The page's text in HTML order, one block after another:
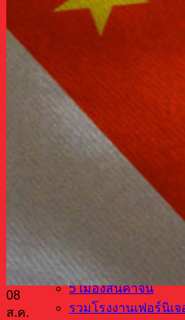
ธุรกิจ100%
แพคเกจกวางโ
อี้อูแฟร์
แพคเกจอี้อูเทร
ฝอซานแฟร์
แพ็กเกจเฟอร์นิ
งานแฟร์อื่นๆ EXPOทุ
งานแฟร์เฉพา
เรื่องน่ารู้ก่อนการไป
ขายสินค้าอะไรดี
5 เมืองสินค้าจีน
รวมโรงงานเฟอร์นิเ
08
ส.ค.